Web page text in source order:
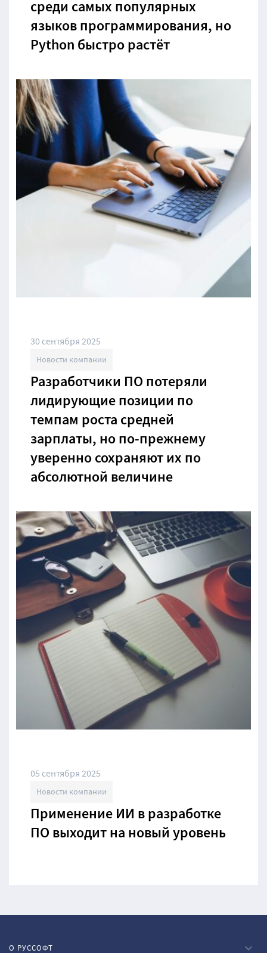
среди самых популярных
языков программирования, но
Python быстро растёт
30 сентября 2025
Новости компании
Разработчики ПО потеряли
лидирующие позиции по
темпам роста средней
зарплаты, но по-прежнему
уверенно сохраняют их по
абсолютной величине
05 сентября 2025
Новости компании
Применение ИИ в разработке
ПО выходит на новый уровень
О РУССОФТ